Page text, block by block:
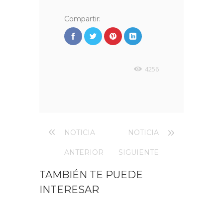
Compartir:
4256
NOTICIA
ANTERIOR
NOTICIA
SIGUIENTE
TAMBIÉN TE PUEDE
INTERESAR